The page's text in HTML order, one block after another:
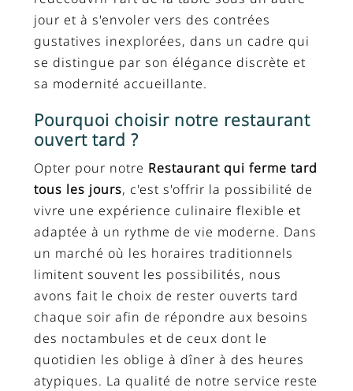
jour et à s'envoler vers des contrées
gustatives inexplorées, dans un cadre qui
se distingue par son élégance discrète et
sa modernité accueillante.
Pourquoi choisir notre restaurant
ouvert tard ?
Opter pour notre Restaurant qui ferme tard
tous les jours, c'est s'offrir la possibilité de
vivre une expérience culinaire flexible et
adaptée à un rythme de vie moderne. Dans
un marché où les horaires traditionnels
limitent souvent les possibilités, nous
avons fait le choix de rester ouverts tard
chaque soir afin de répondre aux besoins
des noctambules et de ceux dont le
quotidien les oblige à dîner à des heures
atypiques. La qualité de notre service reste